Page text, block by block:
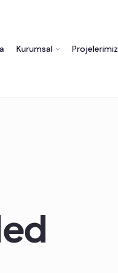
Kurumsal Projelerimiz